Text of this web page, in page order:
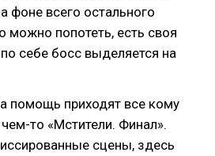
фоне всего остального
можно попотеть, есть своя
себе босс выделяется на
помощь приходят все кому
то «Мстители. Финал».
сцены, здесь